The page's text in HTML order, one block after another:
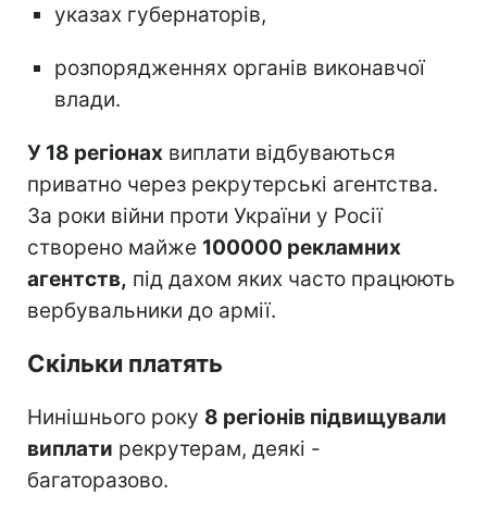
указах губернаторів,
розпорядженнях органів виконавчої
влади.
У 18 регіонах виплати відбуваються
приватно через рекрутерські агентства.
За роки війни проти України у Росії
створено майже 100000 рекламних
агентств, під дахом яких часто працюють
вербувальники до армії.
Скільки платять
Нинішнього року 8 регіонів підвищували
виплати рекрутерам, деякі -
багаторазово.